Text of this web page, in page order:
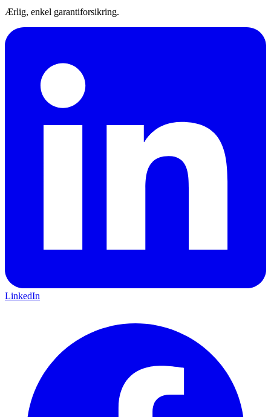
Ærlig, enkel garantiforsikring.
LinkedIn